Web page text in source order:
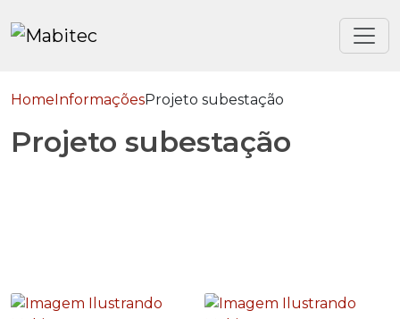
HomeInformaçõesProjeto subestação
Projeto subestação